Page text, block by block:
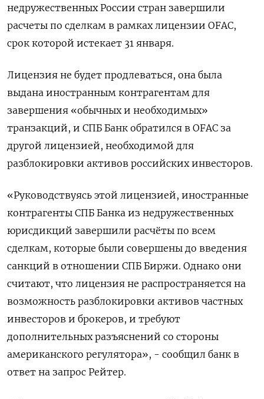
недружественных России стран завершили
расчеты по сделкам в рамках лицензии OFAC,
срок которой истекает 31 января.
Лицензия не будет продлеваться, она была
выдана иностранным контрагентам для
завершения «обычных и необходимых»
транзакций, и СПБ Банк обратился в OFAC за
другой лицензией, необходимой для
разблокировки активов российских инвесторов.
«Руководствуясь этой лицензией, иностранные
контрагенты СПБ Банка из недружественных
юрисдикций завершили расчёты по всем
сделкам, которые были совершены до введения
санкций в отношении СПБ Биржи. Однако они
считают, что лицензия не распространяется на
возможность разблокировки активов частных
инвесторов и брокеров, и требуют
дополнительных разъяснений со стороны
американского регулятора», - сообщил банк в
ответ на запрос Рейтер.